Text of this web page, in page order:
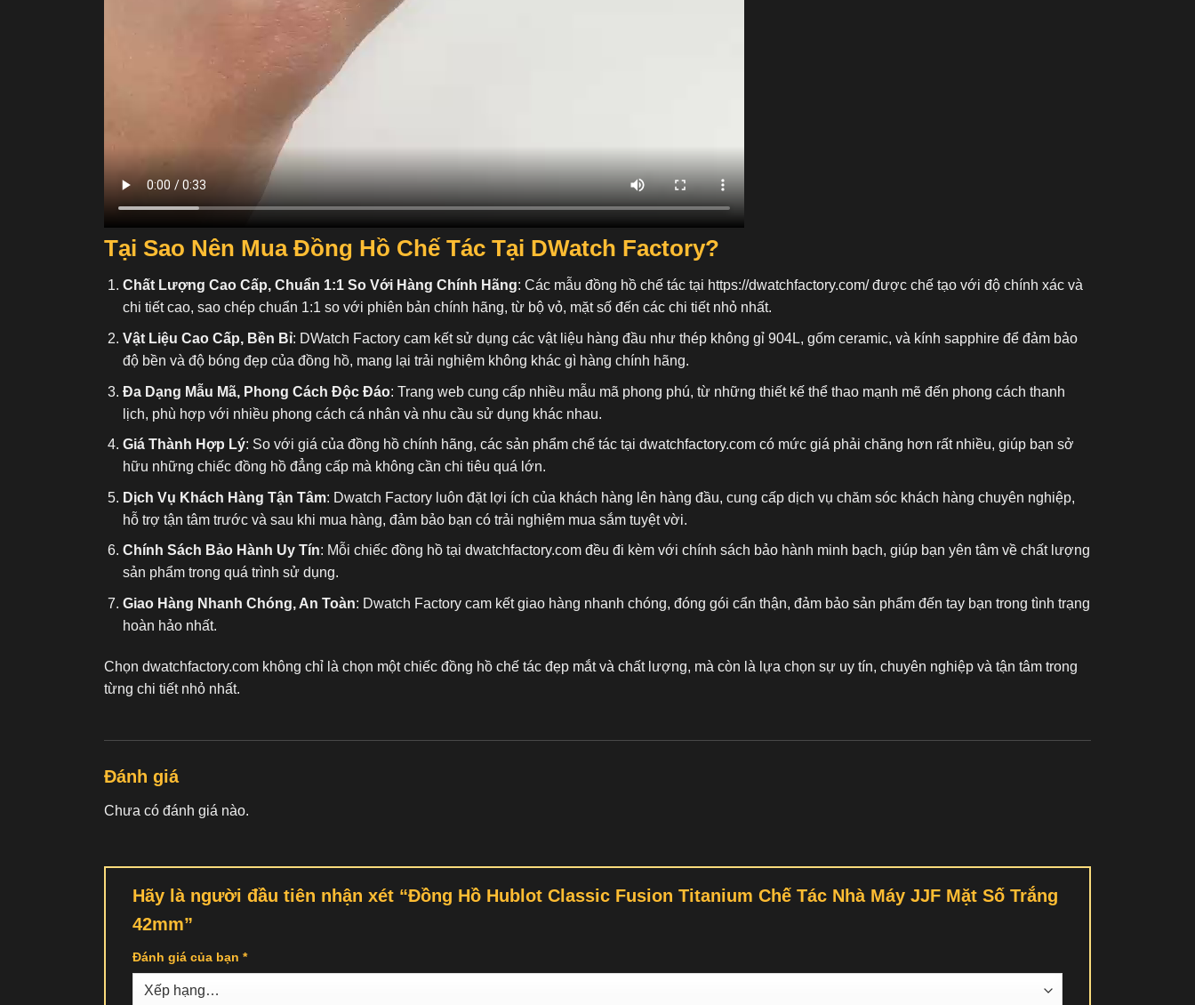
Tại Sao Nên Mua Đồng Hồ Chế Tác Tại DWatch Factory?
Chất Lượng Cao Cấp, Chuẩn 1:1 So Với Hàng Chính Hãng: Các mẫu đồng hồ chế tác tại https://dwatchfactory.com/được chế tạo với độ chính xác và
chi tiết cao, sao chép chuẩn 1:1 so với phiên bản chính hãng, từ bộ vỏ, mặt số đến các chi tiết nhỏ nhất.
Vật Liệu Cao Cấp, Bền Bỉ: DWatch Factory cam kết sử dụng các vật liệu hàng đầu như thép không gỉ 904L, gốm ceramic, và kính sapphire để đảm bảo
độ bền và độ bóng đẹp của đồng hồ, mang lại trải nghiệm không khác gì hàng chính hãng.
Đa Dạng Mẫu Mã, Phong Cách Độc Đáo: Trang web cung cấp nhiều mẫu mã phong phú, từ những thiết kế thể thao mạnh mẽ đến phong cách thanh
lịch, phù hợp với nhiều phong cách cá nhân và nhu cầu sử dụng khác nhau.
Giá Thành Hợp Lý: So với giá của đồng hồ chính hãng, các sản phẩm chế tác tại dwatchfactory.com có mức giá phải chăng hơn rất nhiều, giúp bạn sở
hữu những chiếc đồng hồ đẳng cấp mà không cần chi tiêu quá lớn.
Dịch Vụ Khách Hàng Tận Tâm: Dwatch Factory luôn đặt lợi ích của khách hàng lên hàng đầu, cung cấp dịch vụ chăm sóc khách hàng chuyên nghiệp,
hỗ trợ tận tâm trước và sau khi mua hàng, đảm bảo bạn có trải nghiệm mua sắm tuyệt vời.
Chính Sách Bảo Hành Uy Tín: Mỗi chiếc đồng hồ tại dwatchfactory.com đều đi kèm với chính sách bảo hành minh bạch, giúp bạn yên tâm về chất lượng
sản phẩm trong quá trình sử dụng.
Giao Hàng Nhanh Chóng, An Toàn: Dwatch Factory cam kết giao hàng nhanh chóng, đóng gói cẩn thận, đảm bảo sản phẩm đến tay bạn trong tình trạng
hoàn hảo nhất.
Chọn dwatchfactory.com không chỉ là chọn một chiếc đồng hồ chế tác đẹp mắt và chất lượng, mà còn là lựa chọn sự uy tín, chuyên nghiệp và tận tâm trong
từng chi tiết nhỏ nhất.
Đánh giá
Chưa có đánh giá nào.
Hãy là người đầu tiên nhận xét “Đồng Hồ Hublot Classic Fusion Titanium Chế Tác Nhà Máy JJF Mặt Số Trắng
42mm”
Đánh giá của bạn *